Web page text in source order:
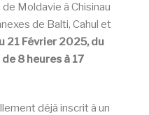
de Moldavie à Chisinau
de Balti, Cahul et
21 Février 2025, du
8 heures à 17
déjà inscrit à un